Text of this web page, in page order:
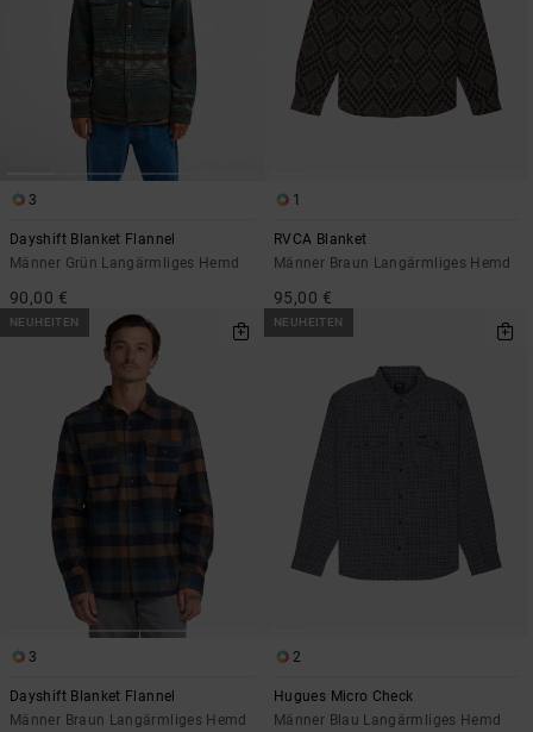
3
Dayshift Blanket Flannel
Männer Grün Langärmliges Hemd
90,00 €
1
RVCA Blanket
Männer Braun Langärmliges Hemd
95,00 €
NEUHEITEN
3
Dayshift Blanket Flannel
Männer Braun Langärmliges Hemd
NEUHEITEN
2
Hugues Micro Check
Männer Blau Langärmliges Hemd